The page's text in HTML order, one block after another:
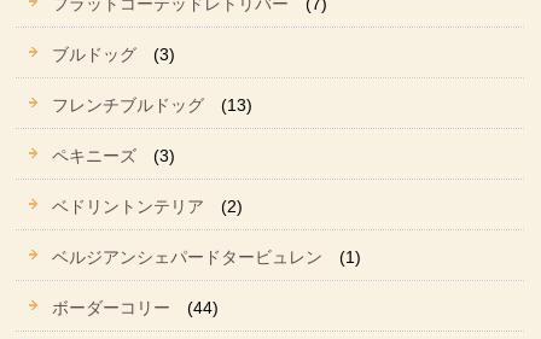
フラットコーテッドレトリバー (7)
ブルドッグ (3)
フレンチブルドッグ (13)
ペキニーズ (3)
ベドリントンテリア (2)
ベルジアンシェパードタービュレン (1)
ボーダーコリー (44)